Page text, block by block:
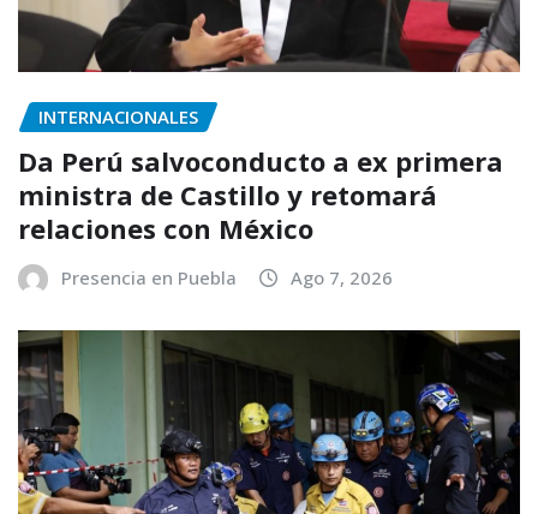
INTERNACIONALES
Da Perú salvoconducto a ex primera
ministra de Castillo y retomará
relaciones con México
Presencia en Puebla Ago 7, 2026